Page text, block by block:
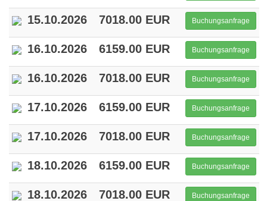
15.10.2026 7018.00 EUR Buchungsanfrage
16.10.2026 6159.00 EUR Buchungsanfrage
16.10.2026 7018.00 EUR Buchungsanfrage
17.10.2026 6159.00 EUR Buchungsanfrage
17.10.2026 7018.00 EUR Buchungsanfrage
18.10.2026 6159.00 EUR Buchungsanfrage
18.10.2026 7018.00 EUR Buchungsanfrage